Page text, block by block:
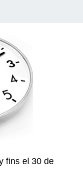
fins el 30 de